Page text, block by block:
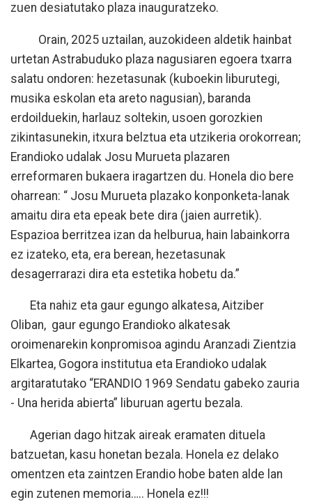
zuen desiatutako plaza inauguratzeko.
Orain, 2025 uztailan, auzokideen aldetik hainbat
urtetan Astrabuduko plaza nagusiaren egoera txarra
salatu ondoren: hezetasunak (kuboekin liburutegi,
musika eskolan eta areto nagusian), baranda
erdoilduekin, harlauz soltekin, usoen gorozkien
zikintasunekin, itxura belztua eta utzikeria orokorrean;
Erandioko udalak Josu Murueta plazaren
erreformaren bukaera iragartzen du. Honela dio bere
oharrean: “ Josu Murueta plazako konponketa-lanak
amaitu dira eta epeak bete dira (jaien aurretik).
Espazioa berritzea izan da helburua, hain labainkorra
ez izateko, eta, era berean, hezetasunak
desagerrarazi dira eta estetika hobetu da.”
Eta nahiz eta gaur egungo alkatesa, Aitziber
Oliban, gaur egungo Erandioko alkatesak
oroimenarekin konpromisoa agindu Aranzadi Zientzia
Elkartea, Gogora institutua eta Erandioko udalak
argitaratutako “ERANDIO 1969 Sendatu gabeko zauria
- Una herida abierta” liburuan agertu bezala.
Agerian dago hitzak aireak eramaten dituela
batzuetan, kasu honetan bezala. Honela ez delako
omentzen eta zaintzen Erandio hobe baten alde lan
egin zutenen memoria….. Honela ez!!!